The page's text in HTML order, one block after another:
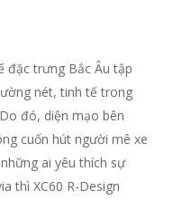
đặc trưng Bắc Âu tập
nét, tinh tế trong
đó, diện mạo bên
cuốn hút người mê xe
ai yêu thích sự
thì XC60 R-Design